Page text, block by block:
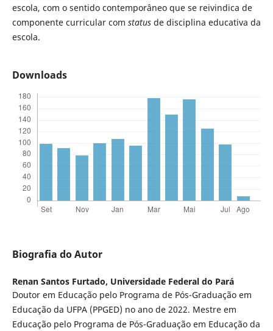
escola, com o sentido contemporâneo que se reivindica de
componente curricular com status de disciplina educativa da
escola.
Downloads
Biografia do Autor
Renan Santos Furtado, Universidade Federal do Pará
Doutor em Educação pelo Programa de Pós-Graduação em
Educação da UFPA (PPGED) no ano de 2022. Mestre em
Educação pelo Programa de Pós-Graduação em Educação da